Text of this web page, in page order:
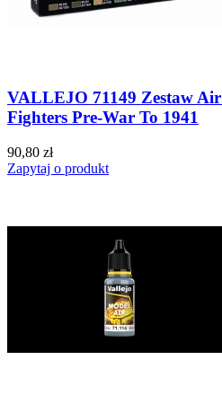
VALLEJO 71149 Zestaw
Fighters Pre-War To 1941
90,80 zł
Zapytaj o produkt